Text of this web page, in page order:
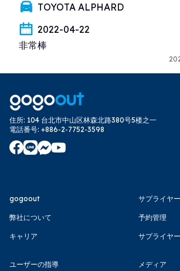
TOYOTA ALPHARD
2022-04-22
非常棒
住所: 104 台北市中山区林森北路380号5楼之一
電話番号: +886-2-7752-3598
gogoout
弊社について
キャリア
サプライヤー
予約管理
サプライヤ
ユーザーの指導 メディア